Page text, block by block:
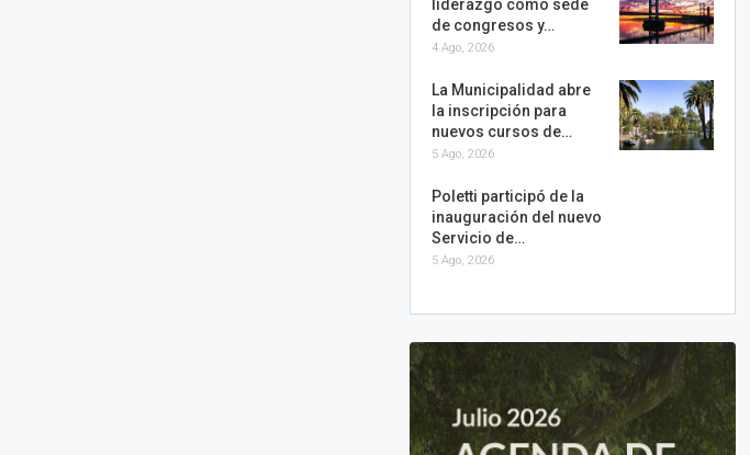
liderazgo como sede
de congresos y…
4 Ago, 2026
La Municipalidad abre
la inscripción para
nuevos cursos de…
5 Ago, 2026
Poletti participó de la
inauguración del nuevo
Servicio de…
5 Ago, 2026